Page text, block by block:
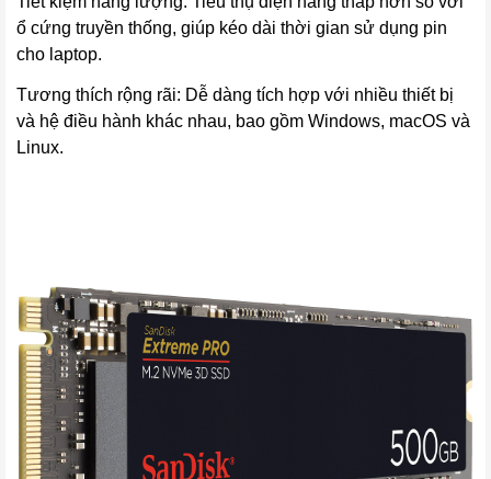
ổ cứng truyền thống, giúp kéo dài thời gian sử dụng pin
cho laptop.
Tương thích rộng rãi: Dễ dàng tích hợp với nhiều thiết bị
và hệ điều hành khác nhau, bao gồm Windows, macOS và
Linux.